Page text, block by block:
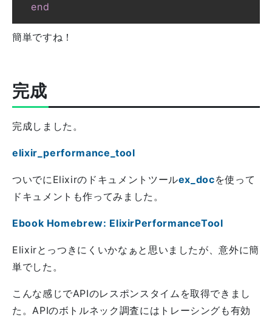
end
簡単ですね！
完成
完成しました。
elixir_performance_tool
ついでにElixirのドキュメントツールex_docを使って
ドキュメントも作ってみました。
Ebook Homebrew: ElixirPerformanceTool
Elixirとっつきにくいかなぁと思いましたが、意外に簡
単でした。
こんな感じでAPIのレスポンスタイムを取得できまし
た。APIのボトルネック調査にはトレーシングも有効